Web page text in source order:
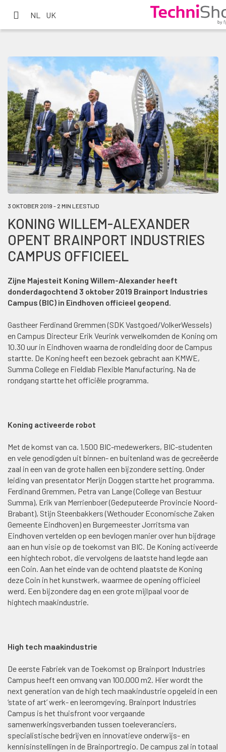
NL UK
3 OKTOBER 2019 - 2 MIN LEESTIJD
KONING WILLEM-ALEXANDER
OPENT BRAINPORT INDUSTRIES
CAMPUS OFFICIEEL
Zijne Majesteit Koning Willem-Alexander heeft
donderdagochtend 3 oktober 2019 Brainport Industries
Campus (BIC) in Eindhoven officieel geopend.
Gastheer Ferdinand Gremmen (SDK Vastgoed/VolkerWessels)
en Campus Directeur Erik Veurink verwelkomden de Koning om
10.30 uur in Eindhoven waarna de rondleiding door de Campus
startte. De Koning heeft een bezoek gebracht aan KMWE,
Summa College en Fieldlab Flexible Manufacturing. Na de
rondgang startte het officiële programma.
Koning activeerde robot
Met de komst van ca. 1.500 BIC-medewerkers, BIC-studenten
en vele genodigden uit binnen- en buitenland was de gecreëerde
zaal in een van de grote hallen een bijzondere setting. Onder
leiding van presentator Merijn Doggen startte het programma.
Ferdinand Gremmen, Petra van Lange (College van Bestuur
Summa), Erik van Merrienboer (Gedeputeerde Provincie Noord-
Brabant), Stijn Steenbakkers (Wethouder Economische Zaken
Gemeente Eindhoven) en Burgemeester Jorritsma van
Eindhoven vertelden op een bevlogen manier over hun bijdrage
aan en hun visie op de toekomst van BIC. De Koning activeerde
een hightech robot, die vervolgens de laatste hand legde aan
een Coin. Aan het einde van de ochtend plaatste de Koning
deze Coin in het kunstwerk, waarmee de opening officieel
werd. Een bijzondere dag en een grote mijlpaal voor de
hightech maakindustrie.
High tech maakindustrie
De eerste Fabriek van de Toekomst op Brainport Industries
Campus heeft een omvang van 100.000 m2. Hier wordt ​the
next generation​ van de high tech maakindustrie opgeleid in een
‘state of art’ werk- en leeromgeving. Brainport Industries
Campus is het thuisfront voor vergaande
samenwerkingsverbanden tussen toeleveranciers,
specialistische bedrijven en innovatieve onderwijs- en
kennisinstellingen in de Brainportregio. De campus zal in totaal